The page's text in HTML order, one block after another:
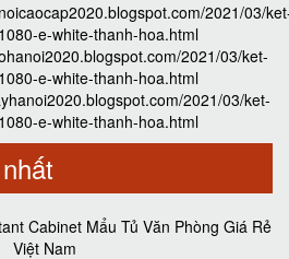
2021/03/
e-white-thanh-hoa.html
2021/03/ket-
e-white-thanh-hoa.html
2021/03/ket-
e-white-thanh-hoa.html